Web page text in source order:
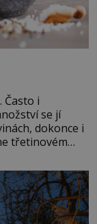
Často i
se jí
dokonce i
třetinovém
pro